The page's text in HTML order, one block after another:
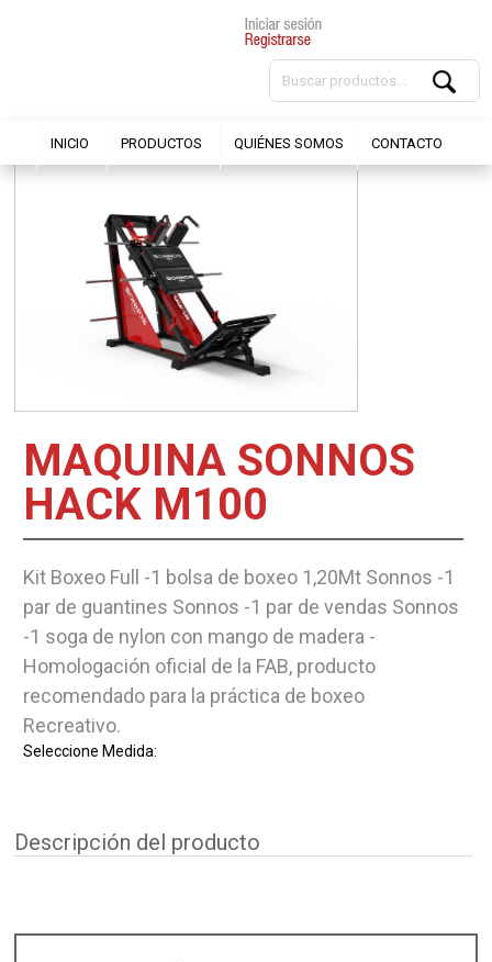
INICIO PRODUCTOS QUIÉNES SOMOS CONTACTO
MAQUINA SONNOS
HACK M100
Kit Boxeo Full -1 bolsa de boxeo 1,20Mt Sonnos -1
par de guantines Sonnos -1 par de vendas Sonnos
-1 soga de nylon con mango de madera -
Homologación oficial de la FAB, producto
recomendado para la práctica de boxeo
Recreativo.
Seleccione Medida:
Descripción del producto